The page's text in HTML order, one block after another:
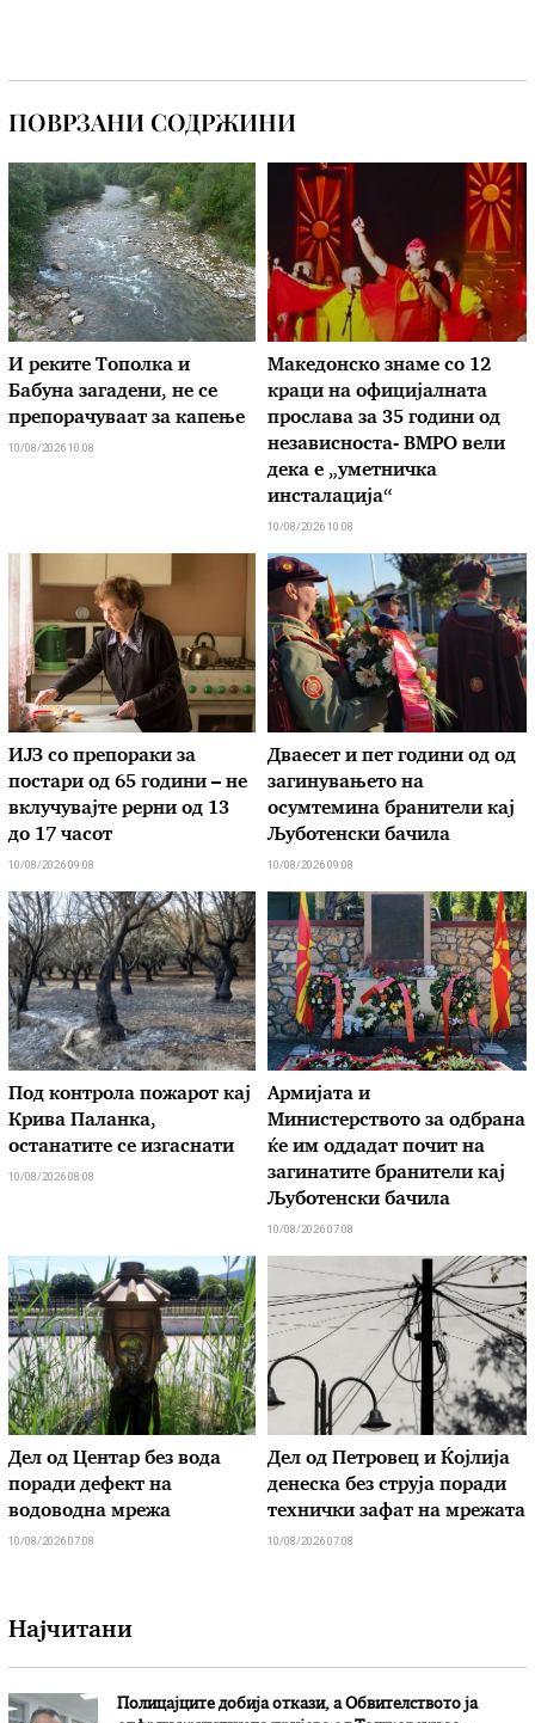
ПОВРЗАНИ СОДРЖИНИ
И реките Тополка и
Бабуна загадени, не се
препорачуваат за капење
10/08/2026 10:08
Македонско знаме со 12
краци на официјалната
прослава за 35 години од
независноста- ВМРО вели
дека е „уметничка
инсталација“
10/08/2026 10:08
ИЈЗ со препораки за
постари од 65 години – не
вклучувајте рерни од 13
до 17 часот
10/08/2026 09:08
Дваесет и пет години од од
загинувањето на
осумтемина бранители кај
Љуботенски бачила
10/08/2026 09:08
Под контрола пожарот кај
Крива Паланка,
останатите се изгаснати
10/08/2026 08:08
Армијата и
Министерството за одбрана
ќе им оддадат почит на
загинатите бранители кај
Љуботенски бачила
10/08/2026 07:08
Дел од Центар без вода
поради дефект на
водоводна мрежа
10/08/2026 07:08
Дел од Петровец и Ќојлија
денеска без струја поради
технички зафат на мрежата
10/08/2026 07:08
Најчитани
Полицајците добија откази, а Обвителството ја